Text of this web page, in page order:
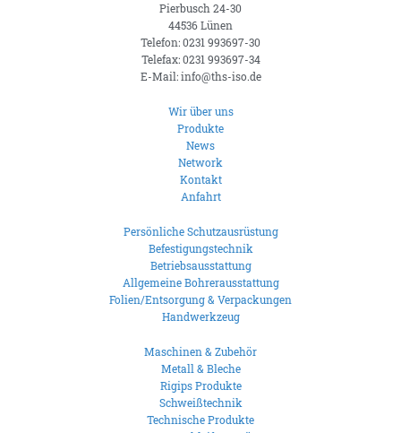
Pierbusch 24-30
44536 Lünen
Telefon: 0231 993697-30
Telefax: 0231 993697-34
E-Mail: info@ths-iso.de
Wir über uns
Produkte
News
Network
Kontakt
Anfahrt
Persönliche Schutzausrüstung
Befestigungstechnik
Betriebsausstattung
Allgemeine Bohrerausstattung
Folien/Entsorgung & Verpackungen
Handwerkzeug
Maschinen & Zubehör
Metall & Bleche
Rigips Produkte
Schweißtechnik
Technische Produkte